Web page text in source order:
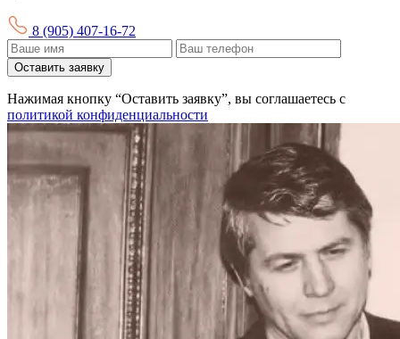
8 (905) 407-16-72
Оставить заявку
Нажимая кнопку “Оставить заявку”, вы соглашаетесь с
политикой конфиденциальности